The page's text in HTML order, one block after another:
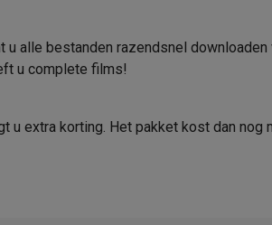
alle bestanden razendsnel
u complete films!
extra korting. Het pakket kost dan nog